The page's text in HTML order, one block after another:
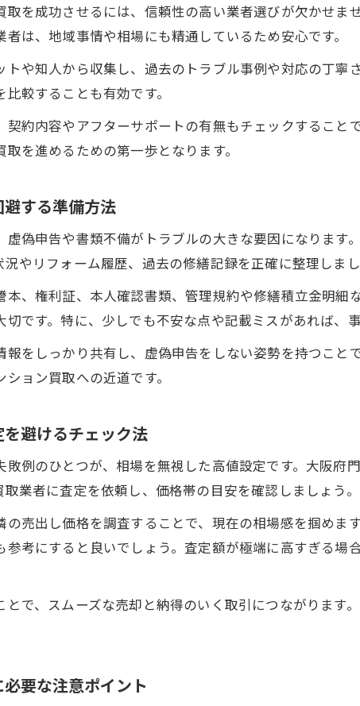
マンション買取で損しない相
根拠ある価格設定が取引成功を
最新相場を活用したマンショ
市場動向を把握した納得のマ
トラブル回避へ学ぶマンション買取
安心取引を叶えるマンション買
トラブルを避けるための問い合
マンション買取で不明点を解
納得のいく取引を目指す実践的な注
マンション買取で納得するた
マンション買取後のアフター
を成功させるには、信頼性の高い業者選びが欠かせ
は、地域事情や相場にも精通しているため安心です。
トや知人から収集し、過去のトラブル事例や対応の丁
較することも有効です。
契約内容やアフターサポートの有無もチェックするこ
を進めるための第一歩となります。
する準備方法
偽申告や書類不備がトラブルの大きな要因になります
やリフォーム履歴、過去の修繕記録を正確に整理しまし
、権利証、本人確認書類、管理規約や修繕積立金明
です。特に、少しでも不安な点や記載ミスがあれば、
をしっかり共有し、虚偽申告をしない姿勢を持つこ
ョン買取への近道です。
避けるチェック法
例のひとつが、相場を無視した高値設定です。大阪府
業者に査定を依頼し、価格帯の目安を確認しましょう。
の売出し価格を調査することで、現在の相場感を掴め
参考にすると良いでしょう。査定額が極端に高すぎる
で、スムーズな売却と納得のいく取引につながります
要な注意ポイント